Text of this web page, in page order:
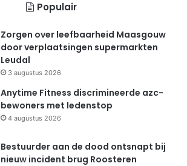
Populair
Zorgen over leefbaarheid Maasgouw
door verplaatsingen supermarkten
Leudal
3 augustus 2026
Anytime Fitness discrimineerde azc-
bewoners met ledenstop
4 augustus 2026
Bestuurder aan de dood ontsnapt bij
nieuw incident brug Roosteren